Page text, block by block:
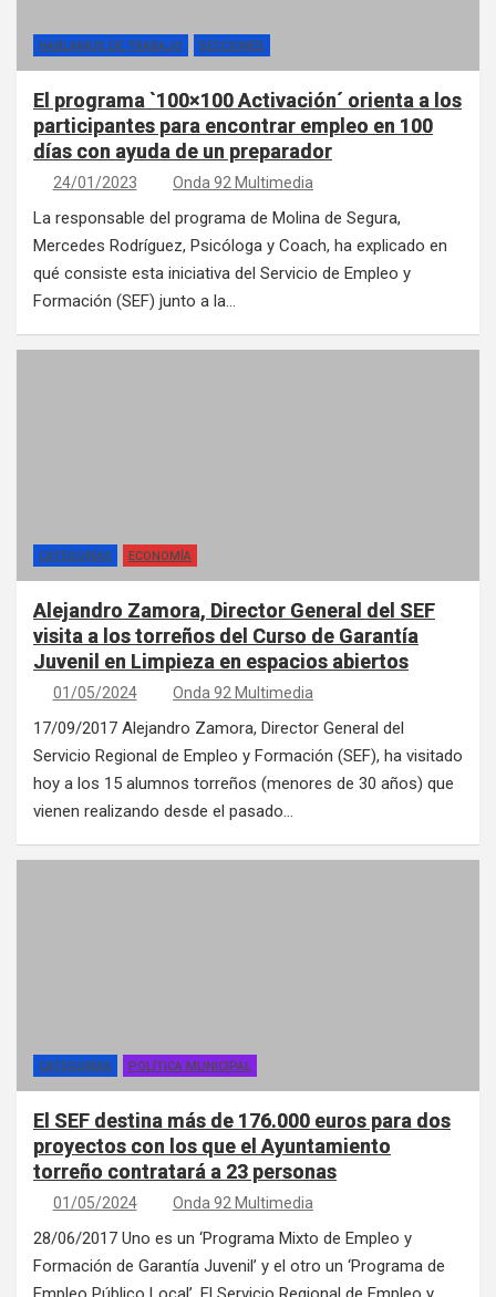
HABLAMOS DE TRABAJO SECCIONES
El programa `100×100 Activación´ orienta a los
participantes para encontrar empleo en 100
días con ayuda de un preparador
24/01/2023 Onda 92 Multimedia
La responsable del programa de Molina de Segura,
Mercedes Rodríguez, Psicóloga y Coach, ha explicado en
qué consiste esta iniciativa del Servicio de Empleo y
Formación (SEF) junto a la…
CATEGORÍAS ECONOMÍA
Alejandro Zamora, Director General del SEF
visita a los torreños del Curso de Garantía
Juvenil en Limpieza en espacios abiertos
01/05/2024 Onda 92 Multimedia
17/09/2017 Alejandro Zamora, Director General del
Servicio Regional de Empleo y Formación (SEF), ha visitado
hoy a los 15 alumnos torreños (menores de 30 años) que
vienen realizando desde el pasado…
CATEGORÍAS POLÍTICA MUNICIPAL
El SEF destina más de 176.000 euros para dos
proyectos con los que el Ayuntamiento
torreño contratará a 23 personas
01/05/2024 Onda 92 Multimedia
28/06/2017 Uno es un ‘Programa Mixto de Empleo y
Formación de Garantía Juvenil’ y el otro un ‘Programa de